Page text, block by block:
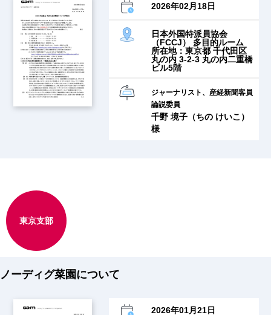
2026年02月18日
日本外国特派員協会
（FCCJ） 多目的ルーム
所在地：東京都 千代田区
丸の内 3-2-3 丸の内二重橋
ビル5階
ジャーナリスト、産経新聞客員
論説委員
千野 境子（ちの けいこ）
様
東京支部
ノーディグ菜園について
2026年01月21日